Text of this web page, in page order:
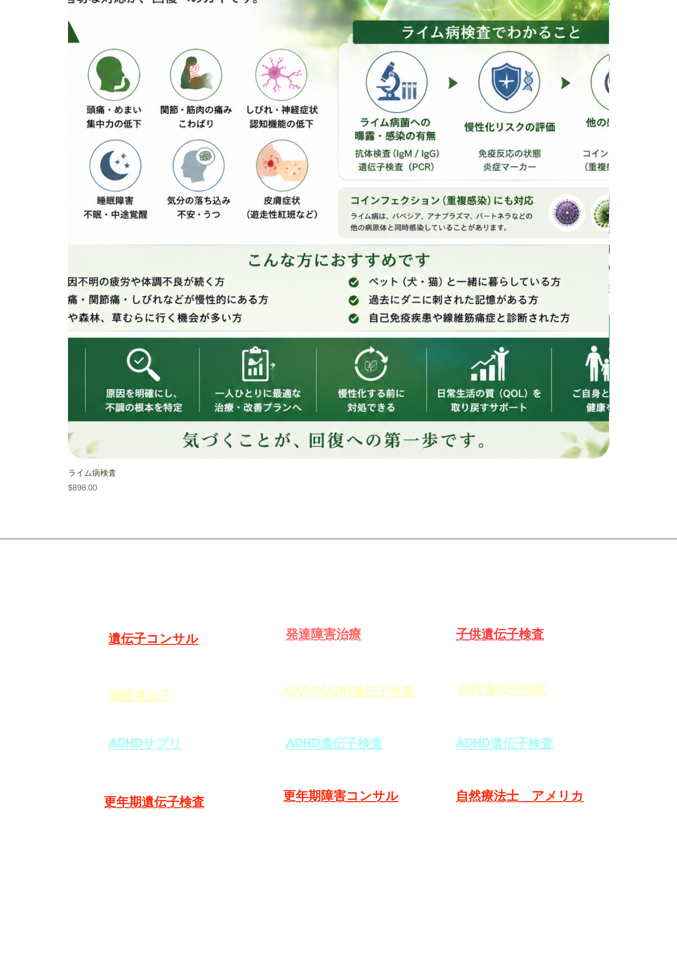
ライム病検査
価格
$898.00
価格
$878.00
​遺伝子コンサル
​葉酸遺伝子
ADHDサプリ
更年期遺伝子検査
​発達障害治療
NAD/NADH遺伝子検査
ADHD遺伝子検査
更年期障害コンサル
​子供遺伝子検査
炎症遺伝子検査
ADHD遺伝子検査
自然療法士 アメリカ